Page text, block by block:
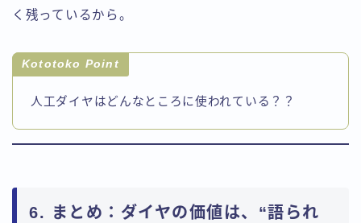
く残っているから。
Kototoko Point
人工ダイヤはどんなところに使われている？？
6. まとめ：ダイヤの価値は、“語られ